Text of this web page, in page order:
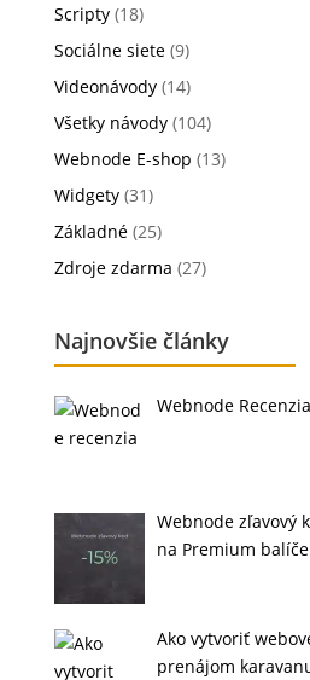
Scripty(18)
Sociálne siete(9)
Videonávody(14)
Všetky návody(104)
Webnode E-shop (13)
Widgety(31)
Základné(25)
Zdroje zdarma (27)
Najnovšie články
Webnode Recenzia
Webnode zľavový
na Premium
Ako vytvoriť
prenájom